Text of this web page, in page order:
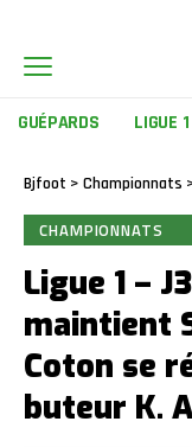
GUÉPARDS LIGUE 1
Bjfoot > Championnats
CHAMPIONNATS
Ligue 1 –
maintient
Coton se
buteur K.